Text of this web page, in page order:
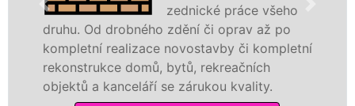
zednické práce všeho
drobného zdění či oprav až po
realizace novostavby či kompletní
domů, bytů, rekreačních
kanceláří se zárukou kvality.
příčky z